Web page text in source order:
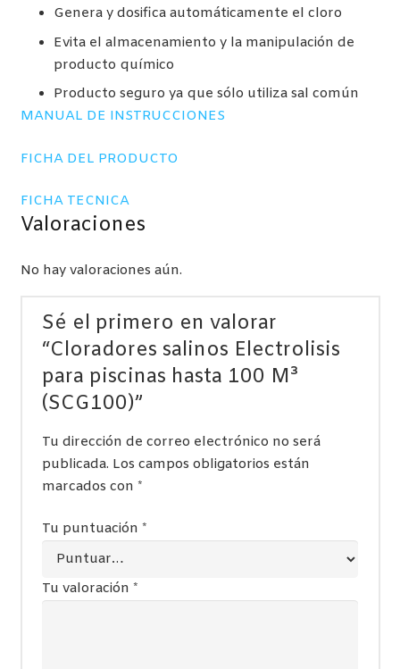
Genera y dosifica automáticamente el cloro
Evita el almacenamiento y la manipulación de
producto químico
Producto seguro ya que sólo utiliza sal común
MANUAL DE INSTRUCCIONES
FICHA DEL PRODUCTO
FICHA TECNICA
Valoraciones
No hay valoraciones aún.
Sé el primero en valorar
“Cloradores salinos Electrolisis
para piscinas hasta 100 M³
(SCG100)”
Tu dirección de correo electrónico no será
publicada. Los campos obligatorios están
marcados con *
Tu puntuación *
Tu valoración *